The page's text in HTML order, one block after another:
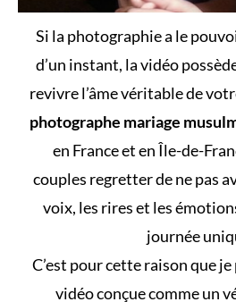
Si la photographie a le
d’un instant, la vidéo
revivre l’âme véritable de
photographe mariage
en France et en Île-de-
couples regretter de ne pas
voix, les rires et les
journée
C’est pour cette raison que
vidéo conçue comme un